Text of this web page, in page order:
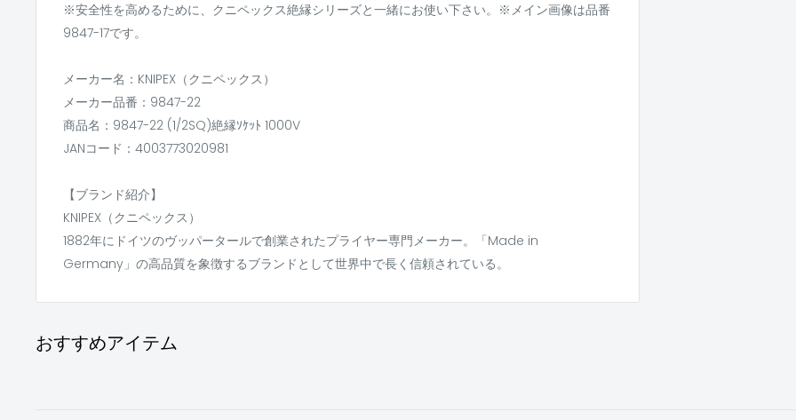
※安全性を高めるために、クニペックス絶縁シリーズと一緒にお使い下さい。※メイン画像は品番
9847-17です。
メーカー名：KNIPEX（クニペックス）
メーカー品番：9847-22
商品名：9847-22 (1/2SQ)絶縁ｿｹｯﾄ 1000V
JANコード：4003773020981
【ブランド紹介】
KNIPEX（クニペックス）
1882年にドイツのヴッパータールで創業されたプライヤー専門メーカー。「Made in
Germany」の高品質を象徴するブランドとして世界中で長く信頼されている。
おすすめアイテム